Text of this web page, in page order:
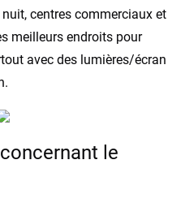
centres commerciaux et
meilleurs endroits pour
avec des lumières/écran
le